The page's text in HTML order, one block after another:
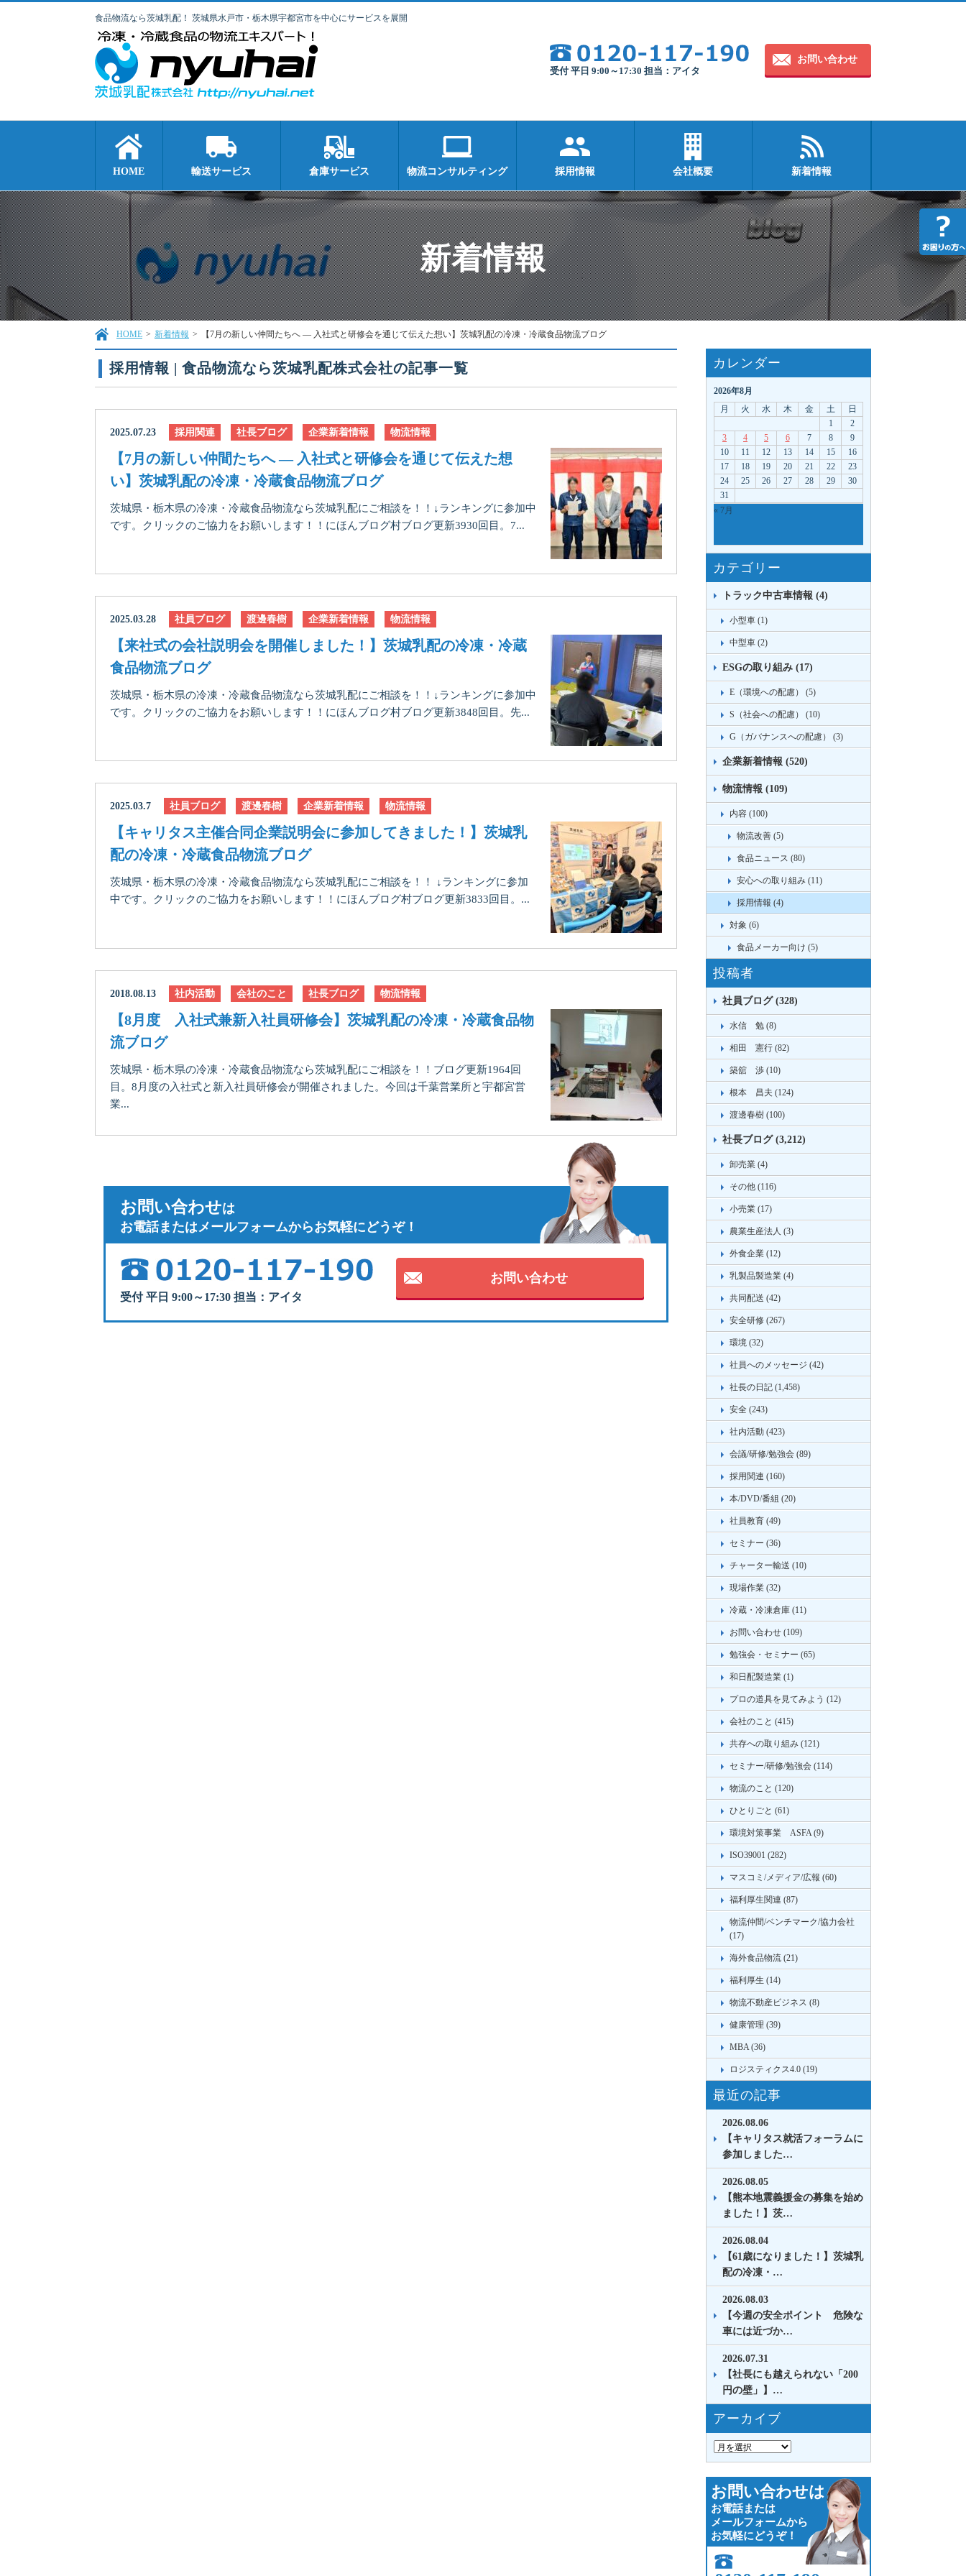
食品物流なら茨城乳配！ 茨城県水戸市・栃木県宇都宮市を中心にサービスを展開
受付 平日 9:00～17:30 担当：アイタ
お問い合わせ
HOME 輸送サービス 倉庫サービス 物流コンサルティング 採用情報 会社概要 新着情報
新着情報
HOME > 新着情報 > 【7月の新しい仲間たちへ ― 入社式と研修会を通じて伝えた想い】茨城乳配の冷凍・冷蔵食品物流ブログ
採用情報 | 食品物流なら茨城乳配株式会社の記事一覧
2025.07.23 採用関連 社長ブログ 企業新着情報 物流情報
【7月の新しい仲間たちへ ― 入社式と研修会を通じて伝えた想
い】茨城乳配の冷凍・冷蔵食品物流ブログ
茨城県・栃木県の冷凍・冷蔵食品物流なら茨城乳配にご相談を！！↓ランキングに参加中
です。クリックのご協力をお願いします！！にほんブログ村ブログ更新3930回目。7...
2025.03.28 社員ブログ 渡邊春樹 企業新着情報 物流情報
【来社式の会社説明会を開催しました！】茨城乳配の冷凍・冷蔵
食品物流ブログ
茨城県・栃木県の冷凍・冷蔵食品物流なら茨城乳配にご相談を！！↓ランキングに参加中
です。クリックのご協力をお願いします！！にほんブログ村ブログ更新3848回目。先...
2025.03.7 社員ブログ 渡邊春樹 企業新着情報 物流情報
【キャリタス主催合同企業説明会に参加してきました！】茨城乳
配の冷凍・冷蔵食品物流ブログ
茨城県・栃木県の冷凍・冷蔵食品物流なら茨城乳配にご相談を！！ ↓ランキングに参加
中です。クリックのご協力をお願いします！！にほんブログ村ブログ更新3833回目。...
2018.08.13 社内活動 会社のこと 社長ブログ 物流情報
【8月度 入社式兼新入社員研修会】茨城乳配の冷凍・冷蔵食品物
流ブログ
茨城県・栃木県の冷凍・冷蔵食品物流なら茨城乳配にご相談を！！ブログ更新1964回
目。8月度の入社式と新入社員研修会が開催されました。今回は千葉営業所と宇都宮営
業...
お問い合わせは
お電話またはメールフォームからお気軽にどうぞ！
受付 平日 9:00～17:30 担当：アイタ
お問い合わせ
カレンダー
2026年8月
月
火 水 木 金 土
日
1
2
3
4 5 6 7 8
9
10
11 12 13 14 15
16
17
18 19 20 21 22
23
24
25 26 27 28 29
30
31
« 7月
カテゴリー
トラック中古車情報 (4)
小型車 (1)
中型車 (2)
ESGの取り組み (17)
E（環境への配慮） (5)
S（社会への配慮） (10)
G（ガバナンスへの配慮） (3)
企業新着情報 (520)
物流情報 (109)
内容 (100)
物流改善 (5)
食品ニュース (80)
安心への取り組み (11)
採用情報 (4)
対象 (6)
食品メーカー向け (5)
投稿者
社員ブログ (328)
水信 勉 (8)
相田 憲行 (82)
築舘 渉 (10)
根本 昌夫 (124)
渡邊春樹 (100)
社長ブログ (3,212)
卸売業 (4)
その他 (116)
小売業 (17)
農業生産法人 (3)
外食企業 (12)
乳製品製造業 (4)
共同配送 (42)
安全研修 (267)
環境 (32)
社員へのメッセージ (42)
社長の日記 (1,458)
安全 (243)
社内活動 (423)
会議/研修/勉強会 (89)
採用関連 (160)
本/DVD/番組 (20)
社員教育 (49)
セミナー (36)
チャーター輸送 (10)
現場作業 (32)
冷蔵・冷凍倉庫 (11)
お問い合わせ (109)
勉強会・セミナー (65)
和日配製造業 (1)
プロの道具を見てみよう (12)
会社のこと (415)
共存への取り組み (121)
セミナー/研修/勉強会 (114)
物流のこと (120)
ひとりごと (61)
環境対策事業 ASFA (9)
ISO39001 (282)
マスコミ/メディア/広報 (60)
福利厚生関連 (87)
物流仲間/ベンチマーク/協力会社
(17)
海外食品物流 (21)
福利厚生 (14)
物流不動産ビジネス (8)
健康管理 (39)
MBA (36)
ロジスティクス4.0 (19)
最近の記事
2026.08.06
【キャリタス就活フォーラムに
参加しました…
2026.08.05
【熊本地震義援金の募集を始め
ました！】茨…
2026.08.04
【61歳になりました！】茨城乳
配の冷凍・…
2026.08.03
【今週の安全ポイント 危険な
車には近づか…
2026.07.31
【社長にも越えられない「200
円の壁」】…
アーカイブ
お問い合わせは
お電話または
メールフォームから
お気軽にどうぞ！